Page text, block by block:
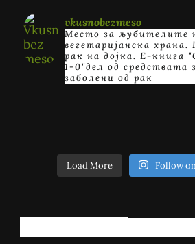
vkusnobezmeso
Место за љубителите
вегетаријанска храна.
рак на дојка. E-книга
1-0"дел од средствата
заболени од рак
Load More Follow